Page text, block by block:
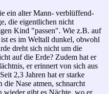
ein alter Mann- verblüffend-
die eigentlichen nicht
Kind "passen". Wie z.B. auf
es im Weltall dunkel, obwohl
dreht sich nicht um die
auf die Erde? Zudem hat er
er erinnert von sich aus
2,3 Jahren hat er starke
Nase atmen, schnarcht
wieder gibt es Nächte, wo er